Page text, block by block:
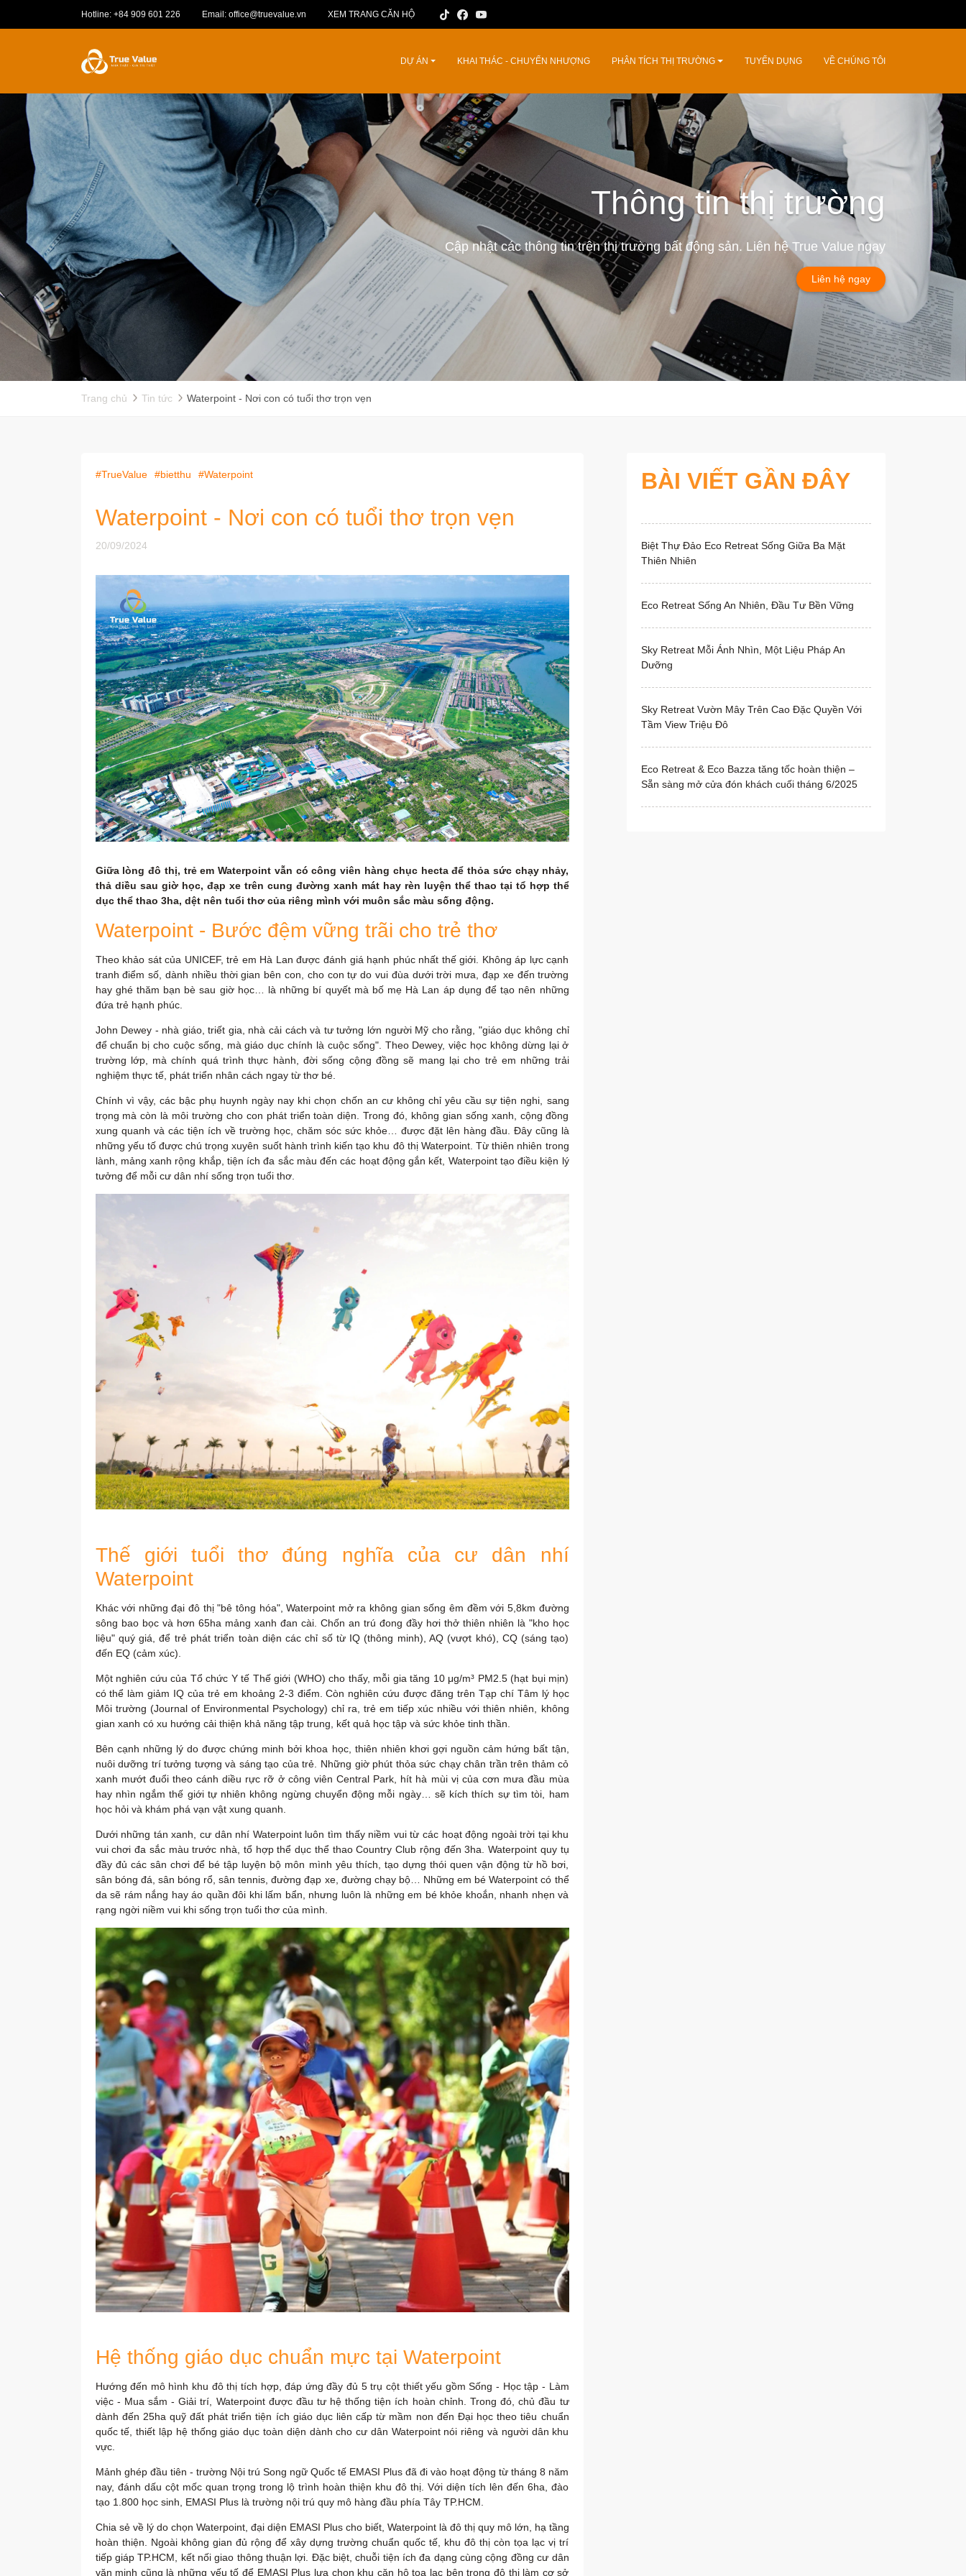
Hotline: +84 909 601 226 Email: office@truevalue.vn XEM TRANG CĂN HỘ
DỰ ÁN KHAI THÁC - CHUYỂN NHƯỢNG PHÂN TÍCH THỊ TRƯỜNG TUYỂN DỤNG VỀ CHÚNG TÔI
Thông tin thị trường
Cập nhật các thông tin trên thị trường bất động sản. Liên hệ True Value ngay
Liên hệ ngay
Trang chủ Tin tức Waterpoint - Nơi con có tuổi thơ trọn vẹn
#TrueValue #bietthu #Waterpoint
Waterpoint - Nơi con có tuổi thơ trọn vẹn
20/09/2024
Giữa lòng đô thị, trẻ em Waterpoint vẫn có công viên hàng chục hecta để thỏa sức chạy nhảy,
thả diều sau giờ học, đạp xe trên cung đường xanh mát hay rèn luyện thể thao tại tổ hợp thể
dục thể thao 3ha, dệt nên tuổi thơ của riêng mình với muôn sắc màu sống động.
Waterpoint - Bước đệm vững trãi cho trẻ thơ
Theo khảo sát của UNICEF, trẻ em Hà Lan được đánh giá hạnh phúc nhất thế giới. Không áp lực cạnh
tranh điểm số, dành nhiều thời gian bên con, cho con tự do vui đùa dưới trời mưa, đạp xe đến trường
hay ghé thăm bạn bè sau giờ học… là những bí quyết mà bố mẹ Hà Lan áp dụng để tạo nên những
đứa trẻ hạnh phúc.
John Dewey - nhà giáo, triết gia, nhà cải cách và tư tưởng lớn người Mỹ cho rằng, "giáo dục không chỉ
để chuẩn bị cho cuộc sống, mà giáo dục chính là cuộc sống". Theo Dewey, việc học không dừng lại ở
trường lớp, mà chính quá trình thực hành, đời sống cộng đồng sẽ mang lại cho trẻ em những trải
nghiệm thực tế, phát triển nhân cách ngay từ thơ bé.
Chính vì vậy, các bậc phụ huynh ngày nay khi chọn chốn an cư không chỉ yêu cầu sự tiện nghi, sang
trọng mà còn là môi trường cho con phát triển toàn diện. Trong đó, không gian sống xanh, cộng đồng
xung quanh và các tiện ích về trường học, chăm sóc sức khỏe… được đặt lên hàng đầu. Đây cũng là
những yếu tố được chú trọng xuyên suốt hành trình kiến tạo khu đô thị Waterpoint. Từ thiên nhiên trong
lành, mảng xanh rộng khắp, tiện ích đa sắc màu đến các hoạt động gắn kết, Waterpoint tạo điều kiện lý
tưởng để mỗi cư dân nhí sống trọn tuổi thơ.
Thế giới tuổi thơ đúng nghĩa của cư dân nhí
Waterpoint
Khác với những đại đô thị "bê tông hóa", Waterpoint mở ra không gian sống êm đềm với 5,8km đường
sông bao bọc và hơn 65ha mảng xanh đan cài. Chốn an trú đong đầy hơi thở thiên nhiên là "kho học
liệu" quý giá, để trẻ phát triển toàn diện các chỉ số từ IQ (thông minh), AQ (vượt khó), CQ (sáng tạo)
đến EQ (cảm xúc).
Một nghiên cứu của Tổ chức Y tế Thế giới (WHO) cho thấy, mỗi gia tăng 10 μg/m³ PM2.5 (hạt bụi mịn)
có thể làm giảm IQ của trẻ em khoảng 2-3 điểm. Còn nghiên cứu được đăng trên Tạp chí Tâm lý học
Môi trường (Journal of Environmental Psychology) chỉ ra, trẻ em tiếp xúc nhiều với thiên nhiên, không
gian xanh có xu hướng cải thiện khả năng tập trung, kết quả học tập và sức khỏe tinh thần.
Bên cạnh những lý do được chứng minh bởi khoa học, thiên nhiên khơi gợi nguồn cảm hứng bất tận,
nuôi dưỡng trí tưởng tượng và sáng tạo của trẻ. Những giờ phút thỏa sức chạy chân trần trên thảm cỏ
xanh mướt đuổi theo cánh diều rực rỡ ở công viên Central Park, hít hà mùi vị của cơn mưa đầu mùa
hay nhìn ngắm thế giới tự nhiên không ngừng chuyển động mỗi ngày… sẽ kích thích sự tìm tòi, ham
học hỏi và khám phá vạn vật xung quanh.
Dưới những tán xanh, cư dân nhí Waterpoint luôn tìm thấy niềm vui từ các hoạt động ngoài trời tại khu
vui chơi đa sắc màu trước nhà, tổ hợp thể dục thể thao Country Club rộng đến 3ha. Waterpoint quy tụ
đầy đủ các sân chơi để bé tập luyện bộ môn mình yêu thích, tạo dựng thói quen vận động từ hồ bơi,
sân bóng đá, sân bóng rổ, sân tennis, đường đạp xe, đường chạy bộ… Những em bé Waterpoint có thể
da sẽ rám nắng hay áo quần đôi khi lấm bẩn, nhưng luôn là những em bé khỏe khoắn, nhanh nhẹn và
rạng ngời niềm vui khi sống trọn tuổi thơ của mình.
Hệ thống giáo dục chuẩn mực tại Waterpoint
Hướng đến mô hình khu đô thị tích hợp, đáp ứng đầy đủ 5 trụ cột thiết yếu gồm Sống - Học tập - Làm
việc - Mua sắm - Giải trí, Waterpoint được đầu tư hệ thống tiện ích hoàn chỉnh. Trong đó, chủ đầu tư
dành đến 25ha quỹ đất phát triển tiện ích giáo dục liên cấp từ mầm non đến Đại học theo tiêu chuẩn
quốc tế, thiết lập hệ thống giáo dục toàn diện dành cho cư dân Waterpoint nói riêng và người dân khu
vực.
Mảnh ghép đầu tiên - trường Nội trú Song ngữ Quốc tế EMASI Plus đã đi vào hoạt động từ tháng 8 năm
nay, đánh dấu cột mốc quan trọng trong lộ trình hoàn thiện khu đô thị. Với diện tích lên đến 6ha, đào
tạo 1.800 học sinh, EMASI Plus là trường nội trú quy mô hàng đầu phía Tây TP.HCM.
Chia sẻ về lý do chọn Waterpoint, đại diện EMASI Plus cho biết, Waterpoint là đô thị quy mô lớn, hạ tầng
hoàn thiện. Ngoài không gian đủ rộng để xây dựng trường chuẩn quốc tế, khu đô thị còn tọa lạc vị trí
tiếp giáp TP.HCM, kết nối giao thông thuận lợi. Đặc biệt, chuỗi tiện ích đa dạng cùng cộng đồng cư dân
văn minh cũng là những yếu tố để EMASI Plus lựa chọn khu căn hộ tọa lạc bên trong đô thị làm cơ sở
BÀI VIẾT GẦN ĐÂY
Biệt Thự Đảo Eco Retreat Sống Giữa Ba Mặt
Thiên Nhiên
Eco Retreat Sống An Nhiên, Đầu Tư Bền Vững
Sky Retreat Mỗi Ánh Nhìn, Một Liệu Pháp An
Dưỡng
Sky Retreat Vườn Mây Trên Cao Đặc Quyền Với
Tầm View Triệu Đô
Eco Retreat & Eco Bazza tăng tốc hoàn thiện –
Sẵn sàng mở cửa đón khách cuối tháng 6/2025